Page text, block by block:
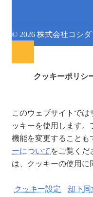
© 2026 株式会社コシダ
クッキーポリシ
このウェブサイトでは
ッキーを使用します
機能を変更することも
ーについて をご覧くだ
は、クッキーの使用に
クッキー設定 却下同